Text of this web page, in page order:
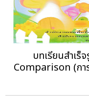
บทเรียนสำเร็
Comparison (กา